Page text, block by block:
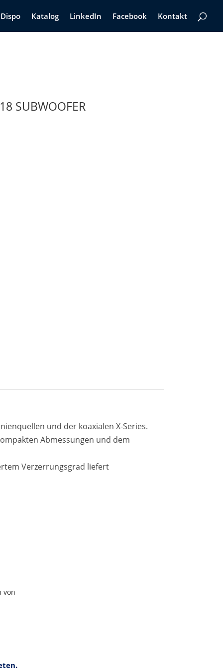
Dispo Katalog LinkedIn Facebook Kontakt
SUBWOOFER
und der koaxialen X-Series.
Abmessungen und dem
Verzerrungsgrad liefert
von